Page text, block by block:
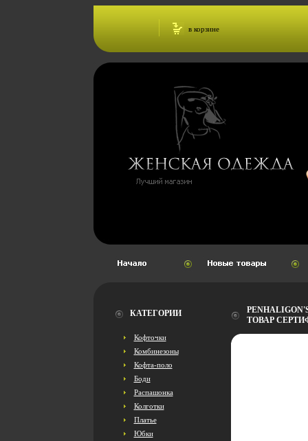
в корзине
КАТЕГОРИИ
Кофточки
Комбинезоны
Кофта-поло
Боди
Распашонка
Колготки
Платье
Юбки
ТОВАР